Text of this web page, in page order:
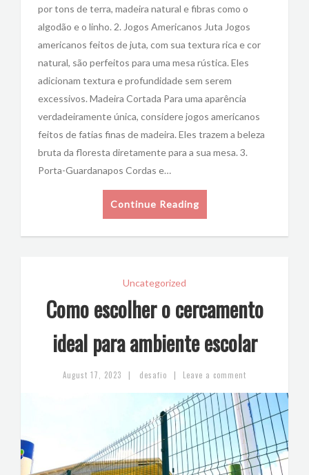
por tons de terra, madeira natural e fibras como o
algodão e o linho. 2. Jogos Americanos Juta Jogos
americanos feitos de juta, com sua textura rica e cor
natural, são perfeitos para uma mesa rústica. Eles
adicionam textura e profundidade sem serem
excessivos. Madeira Cortada Para uma aparência
verdadeiramente única, considere jogos americanos
feitos de fatias finas de madeira. Eles trazem a beleza
bruta da floresta diretamente para a sua mesa. 3.
Porta-Guardanapos Cordas e…
Continue Reading
Uncategorized
Como escolher o cercamento
ideal para ambiente escolar
August 17, 2023 | desafio | Leave a comment